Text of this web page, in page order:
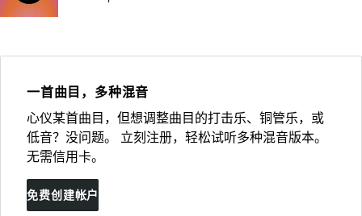
一首曲目，多种混音
心仪某首曲目，但想调整曲目的打击乐、铜管乐，或
低音？没问题。 立刻注册，轻松试听多种混音版本。
无需信用卡。
免费创建帐户